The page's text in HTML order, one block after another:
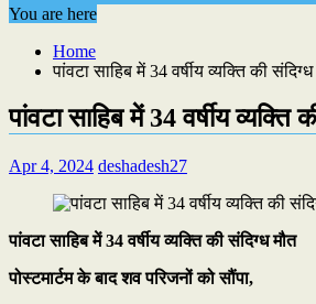
You are here
Home
पांवटा साहिब में 34 वर्षीय व्यक्ति की
पांवटा साहिब में 34 वर्षीय व्यक्ति
Apr 4, 2024 deshadesh27
पांवटा साहिब में 34 वर्षीय व्यक्ति की संदिग्ध मौत
पोस्टमार्टम के बाद शव परिजनों को सौंपा,